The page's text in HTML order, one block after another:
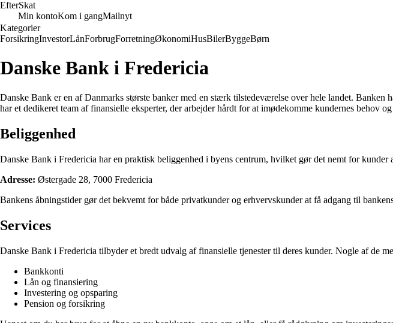
EfterSkat
Min kontoKom i gangMailnyt
Kategorier
ForsikringInvestorLånForbrugForretningØkonomiHusBilerByggeBørn
Danske Bank i Fredericia
Danske Bank er en af Danmarks største banker med en stærk tilstedeværelse over hele landet.
har et dedikeret team af finansielle eksperter, der arbejder hårdt for at imødekomme kundernes behov
Beliggenhed
Danske Bank i Fredericia har en praktisk beliggenhed i byens centrum, hvilket gør det nemt for kunder
Adresse: Østergade 28, 7000 Fredericia
Bankens åbningstider gør det bekvemt for både privatkunder og erhvervskunder at få adgang til
Services
Danske Bank i Fredericia tilbyder et bredt udvalg af finansielle tjenester til deres kunder. Nogle af de
Bankkonti
Lån og finansiering
Investering og opsparing
Pension og forsikring